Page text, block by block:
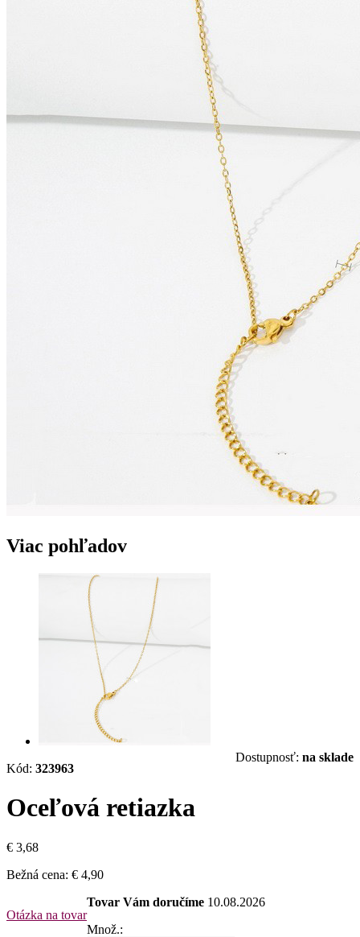
Viac pohľadov
Kód: 323963
Dostupnosť: na sklade
Oceľová retiazka
€ 3,68
Bežná cena: € 4,90
Otázka na tovar
Tovar Vám doručíme 10.08.2026
Množ.: